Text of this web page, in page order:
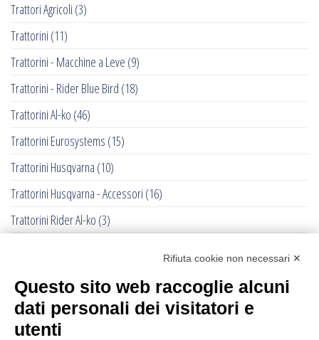
Trattori Agricoli (3)
Trattorini (11)
Trattorini - Macchine a Leve (9)
Trattorini - Rider Blue Bird (18)
Trattorini Al-ko (46)
Trattorini Eurosystems (15)
Trattorini Husqvarna (10)
Trattorini Husqvarna - Accessori (16)
Trattorini Rider Al-ko (3)
Trattorini Rider Husqvarna - Piatti di taglio
(6)
Trinciasarmenti
Rifiuta cookie non necessari ✕
Questo sito web raccoglie alcuni
dati personali dei visitatori e
utenti